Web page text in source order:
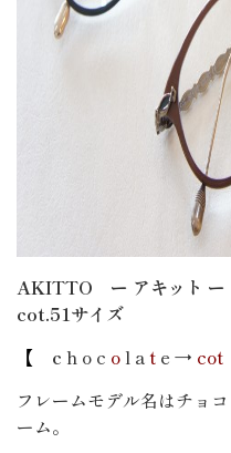
AKITTO ー アキット ー
cot.51サイズ
【
c h o c o l at e → cot
フレームモデル名はチョ
ーム。